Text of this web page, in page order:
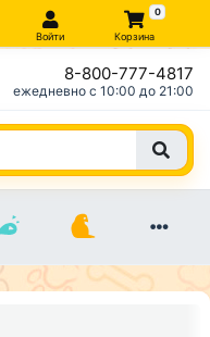
Войти
0
Корзина
8-800-777-4817
ежедневно c 10:00 до 21:00
×